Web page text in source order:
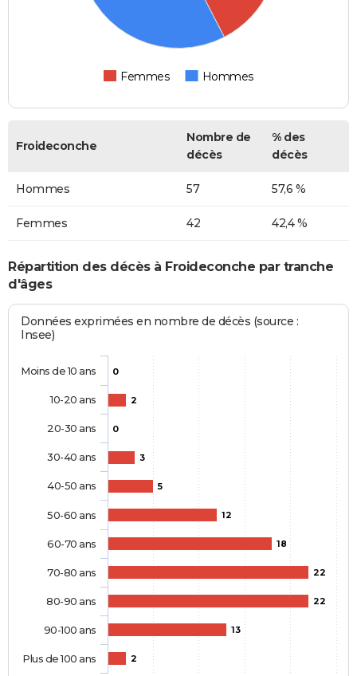
Femmes Hommes
Froideconche
Nombre de
décès
% des
décès
Hommes 57 57,6 %
Femmes 42 42,4 %
Répartition des décès à Froideconche par tranche
d'âges
Données exprimées en nombre de décès (source :
Insee)
0
2
0
3
5
12
18
22
22
13
2
Moins de 10 ans
10-20 ans
20-30 ans
30-40 ans
40-50 ans
50-60 ans
60-70 ans
70-80 ans
80-90 ans
90-100 ans
Plus de 100 ans